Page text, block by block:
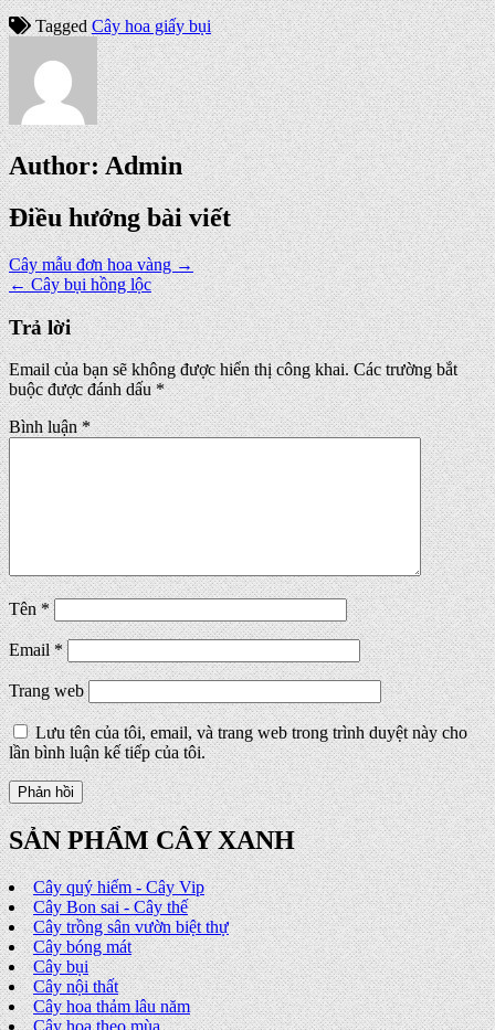
TaggedCây hoa giấy bụi
Author:Admin
Điều hướng bài viết
Cây mẫu đơn hoa vàng →
← Cây bụi hồng lộc
Trả lời
Email của bạn sẽ không được hiển thị công khai. Các trường bắt
buộc được đánh dấu*
Bình luận*
Tên*
Email*
Trang web
Lưu tên của tôi, email, và trang web trong trình duyệt này cho
lần bình luận kế tiếp của tôi.
SẢN PHẨM CÂY XANH
Cây quý hiếm - Cây Vip
Cây Bon sai - Cây thế
Cây trồng sân vườn biệt thự
Cây bóng mát
Cây bụi
Cây nội thất
Cây hoa thảm lâu năm